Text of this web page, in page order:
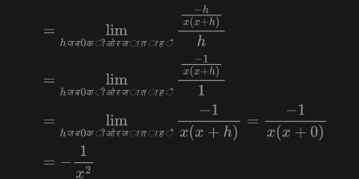
जब कीओरजाताहै
जब कीओरजाताहै
जब कीओरजाताहै